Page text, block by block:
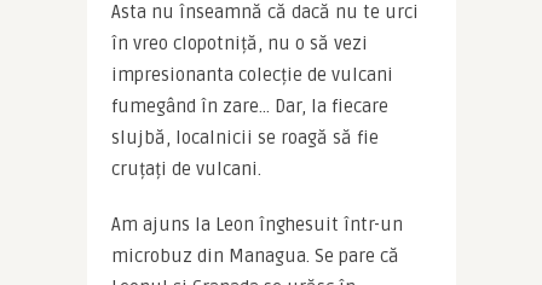
Asta nu înseamnă că dacă nu te urci
în vreo clopotniță, nu o să vezi
impresionanta colecție de vulcani
fumegând în zare… Dar, la fiecare
slujbă, localnicii se roagă să fie
cruțați de vulcani.
Am ajuns la Leon înghesuit într-un
microbuz din Managua. Se pare că